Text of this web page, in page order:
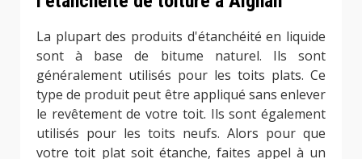
La plupart des produits d'étanchéité en liquide
sont à base de bitume naturel. Ils sont
généralement utilisés pour les toits plats. Ce
type de produit peut être appliqué sans enlever
le revêtement de votre toit. Ils sont également
utilisés pour les toits neufs. Alors pour que
votre toit plat soit étanche, faites appel à un